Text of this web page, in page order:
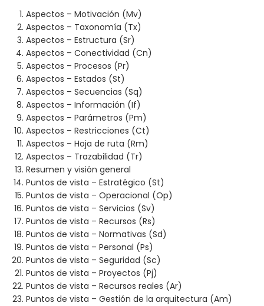
Aspectos – Motivación (Mv)
Aspectos – Taxonomía (Tx)
Aspectos – Estructura (Sr)
Aspectos – Conectividad (Cn)
Aspectos – Procesos (Pr)
Aspectos – Estados (St)
Aspectos – Secuencias (Sq)
Aspectos – Información (If)
Aspectos – Parámetros (Pm)
Aspectos – Restricciones (Ct)
Aspectos – Hoja de ruta (Rm)
Aspectos – Trazabilidad (Tr)
Resumen y visión general
Puntos de vista – Estratégico (St)
Puntos de vista – Operacional (Op)
Puntos de vista – Servicios (Sv)
Puntos de vista – Recursos (Rs)
Puntos de vista – Normativas (Sd)
Puntos de vista – Personal (Ps)
Puntos de vista – Seguridad (Sc)
Puntos de vista – Proyectos (Pj)
Puntos de vista – Recursos reales (Ar)
Puntos de vista – Gestión de la arquitectura (Am)